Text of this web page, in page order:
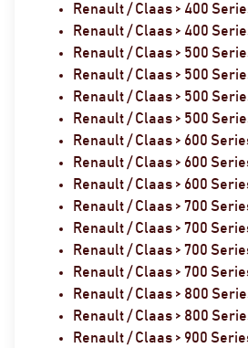
Renault / Claas > 400
Renault / Claas > 400
Renault / Claas > 500
Renault / Claas > 500
Renault / Claas > 500
Renault / Claas > 500
Renault / Claas > 600
Renault / Claas > 600
Renault / Claas > 600
Renault / Claas > 700
Renault / Claas > 700
Renault / Claas > 700
Renault / Claas > 700
Renault / Claas > 800
Renault / Claas > 800
Renault / Claas > 900